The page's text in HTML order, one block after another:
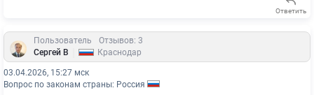
Ответить
Пользователь
Отзывов: 3
Сергей В
Краснодар
03.04.2026, 15:27 мск
Вопрос по законам страны: Россия